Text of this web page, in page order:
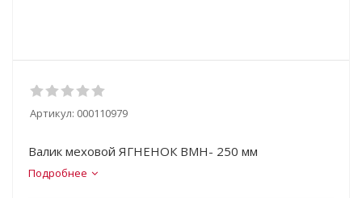
Артикул: 000110979
Валик меховой ЯГНЕНОК ВМН- 250 мм
Подробнее